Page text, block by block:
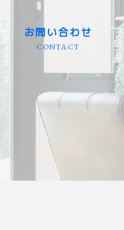
お問い合わせ
CONTACT